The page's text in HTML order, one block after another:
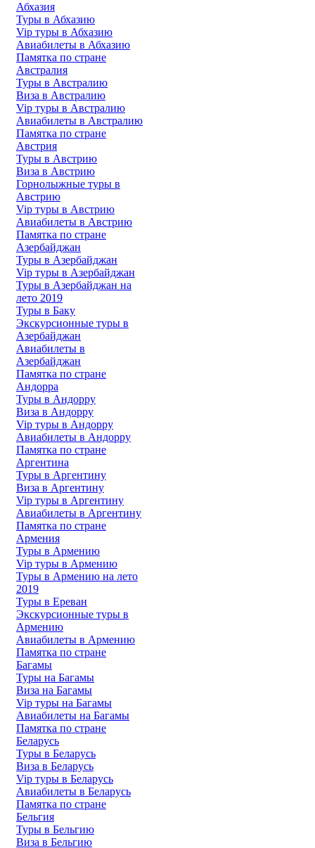
Абхазия
Туры в Абхазию
Vip туры в Абхазию
Авиабилеты в Абхазию
Памятка по стране
Австралия
Туры в Австралию
Виза в Австралию
Vip туры в Австралию
Авиабилеты в Австралию
Памятка по стране
Австрия
Туры в Австрию
Виза в Австрию
Горнолыжные туры в
Австрию
Vip туры в Австрию
Авиабилеты в Австрию
Памятка по стране
Азербайджан
Туры в Азербайджан
Vip туры в Азербайджан
Туры в Азербайджан на
лето 2019
Туры в Баку
Экскурсионные туры в
Азербайджан
Авиабилеты в
Азербайджан
Памятка по стране
Андорра
Туры в Андорру
Виза в Андорру
Vip туры в Андорру
Авиабилеты в Андорру
Памятка по стране
Аргентина
Туры в Аргентину
Виза в Аргентину
Vip туры в Аргентину
Авиабилеты в Аргентину
Памятка по стране
Армения
Туры в Армению
Vip туры в Армению
Туры в Армению на лето
2019
Туры в Ереван
Экскурсионные туры в
Армению
Авиабилеты в Армению
Памятка по стране
Багамы
Туры на Багамы
Виза на Багамы
Vip туры на Багамы
Авиабилеты на Багамы
Памятка по стране
Беларусь
Туры в Беларусь
Виза в Беларусь
Vip туры в Беларусь
Авиабилеты в Беларусь
Памятка по стране
Бельгия
Туры в Бельгию
Виза в Бельгию